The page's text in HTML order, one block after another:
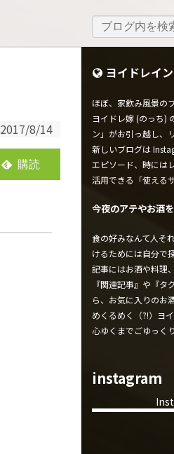
2017/8/14
ヨイドレイ
ほぼ、家飲み風景の
ヨイドレ嫁 (のっち)
ン」がお引っ越し、
新しいブログは
エピソード、時には
活用できる「使える
今夜のアテやお酒
食の好みなんて人そ
けるためには自分で
記事にはお酒や料理
『関連記事』や『
ら、お気に入りのお
めくるめく（?!）ヨ
心ゆくまでごゆっく
instagram